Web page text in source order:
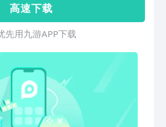
高 速 下 载
先用九游APP下载